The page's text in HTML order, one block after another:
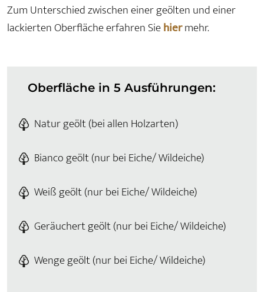
Zum Unterschied zwischen einer geölten und einer
lackierten Oberfläche erfahren Siehiermehr.
Oberfläche in 5 Ausführungen:
Natur geölt (bei allen Holzarten)
Bianco geölt (nur bei Eiche/ Wildeiche)
Weiß geölt (nur bei Eiche/ Wildeiche)
Geräuchert geölt (nur bei Eiche/ Wildeiche)
Wenge geölt (nur bei Eiche/ Wildeiche)